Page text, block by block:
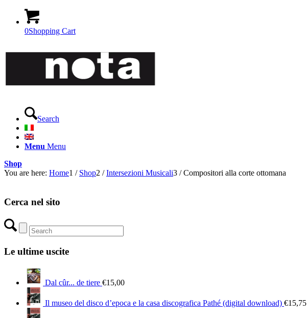
0Shopping Cart
Search
Menu Menu
Shop
You are here: Home1 / Shop2 / Intersezioni Musicali3 / Compositori alla corte ottomana
Cerca nel sito
Le ultime uscite
Dal cûr... de tiere €15,00
Il museo del disco d’epoca e la casa discografica Pathé (digital download) €15,75